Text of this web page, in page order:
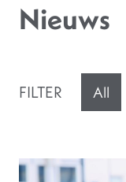
Nieuws
FILTER All